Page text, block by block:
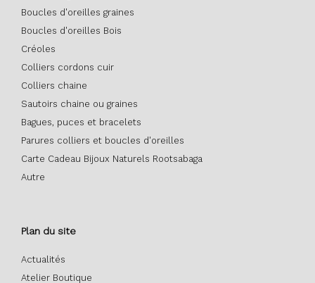
Boucles d'oreilles graines
Boucles d'oreilles Bois
Créoles
Colliers cordons cuir
Colliers chaine
Sautoirs chaine ou graines
Bagues, puces et bracelets
Parures colliers et boucles d'oreilles
Carte Cadeau Bijoux Naturels Rootsabaga
Autre
Plan du site
Actualités
Atelier Boutique